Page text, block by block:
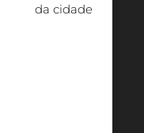
da cidade